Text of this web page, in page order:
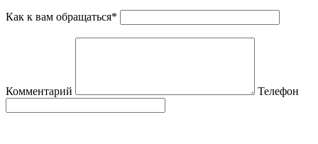
Как к вам обращаться*
Комментарий Телефон